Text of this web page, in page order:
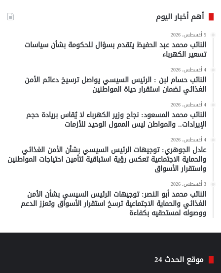
أهم أخبار اليوم
5 أغسطس، 2026
النائب محمد عبد الحفيظ يتقدم بسؤال للحكومة بشأن سياسات
تسعير الكهرباء
4 أغسطس، 2026
النائب حسام لبن : الرئيس السيسي يواصل ترسيخ دعائم الأمن
الغذائي لضمان استقرار حياة المواطنين
4 أغسطس، 2026
النائب محمد المسعود: نجاح وزير الكهرباء لا يُقاس بريادة حجم
الإيرادات.. والمواطن ليس الممول الوحيد للأزمات
4 أغسطس، 2026
عادل الجوهري: توجيهات الرئيس السيسي بشأن الأمن الغذائي
والحماية الاجتماعية تعكس رؤية استباقية لتأمين احتياجات المواطنين
واستقرار الأسواق
3 أغسطس، 2026
النائب محمد أبو النصر: توجيهات الرئيس السيسي بشأن الأمن
الغذائي والحماية الاجتماعية ترسخ استقرار الأسواق وتعزز الدعم
ووصوله لمستحقيه بكفاءة
موقع الحدث 24